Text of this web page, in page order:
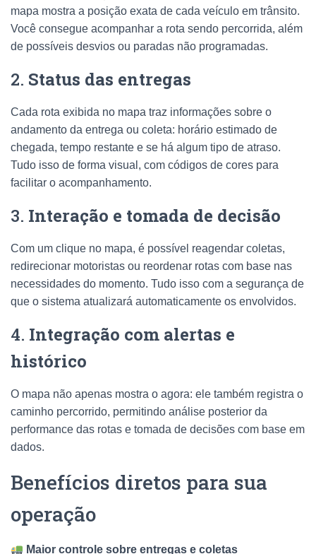
mapa mostra a posição exata de cada veículo em trânsito.
Você consegue acompanhar a rota sendo percorrida, além
de possíveis desvios ou paradas não programadas.
2. Status das entregas
Cada rota exibida no mapa traz informações sobre o
andamento da entrega ou coleta: horário estimado de
chegada, tempo restante e se há algum tipo de atraso.
Tudo isso de forma visual, com códigos de cores para
facilitar o acompanhamento.
3. Interação e tomada de decisão
Com um clique no mapa, é possível reagendar coletas,
redirecionar motoristas ou reordenar rotas com base nas
necessidades do momento. Tudo isso com a segurança de
que o sistema atualizará automaticamente os envolvidos.
4. Integração com alertas e
histórico
O mapa não apenas mostra o agora: ele também registra o
caminho percorrido, permitindo análise posterior da
performance das rotas e tomada de decisões com base em
dados.
Benefícios diretos para sua
operação
Maior controle sobre entregas e coletas